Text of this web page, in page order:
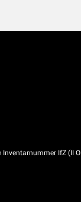
Inventarnummer IfZ (II O